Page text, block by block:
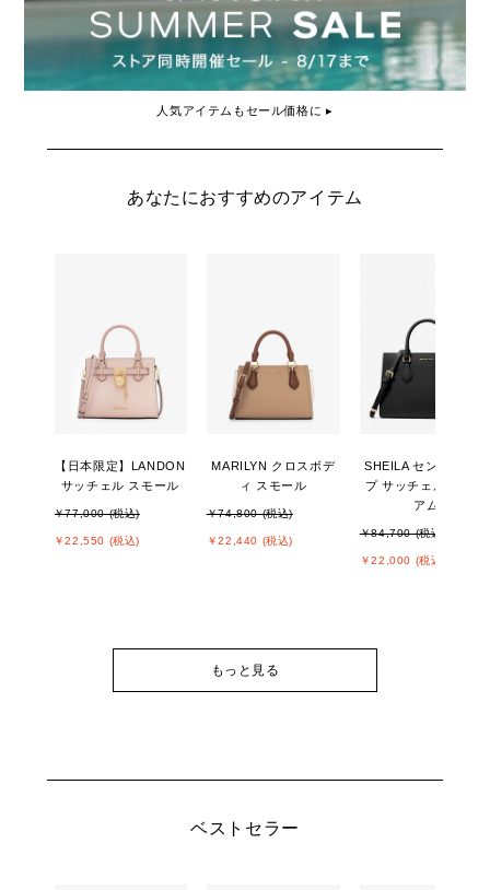
人気アイテムもセール価格に ▸
あなたにおすすめのアイテム
【日本限定】LANDON
サッチェル スモール
￥77,000 (税込)
￥22,550 (税込)
MARILYN クロスボデ
ィ スモール
￥74,800 (税込)
￥22,440 (税込)
SHEILA センタージッ
プ サッチェル ミディ
アム
￥84,700 (税込)
￥22,000 (税込)
もっと見る
ベストセラー